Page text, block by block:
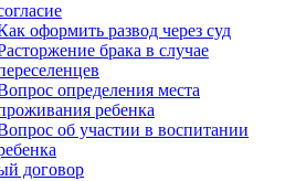
оформить развод через суд
брака в случае
определения места
ребенка
об участии в воспитании
договор